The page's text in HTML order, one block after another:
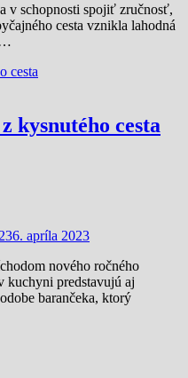
v schopnosti spojiť zručnosť,
cesta vznikla lahodná
…
kysnutého cesta
6. apríla 2023
nového ročného
kuchyni predstavujú aj
barančeka, ktorý